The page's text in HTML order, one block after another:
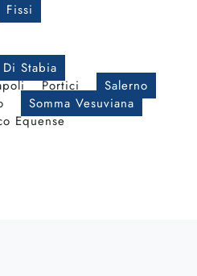
Fissi
Di Stabia
Portici
Salerno
Somma Vesuviana
Equense